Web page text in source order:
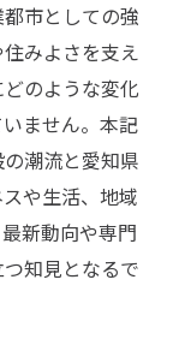
市としての強
みよさを支え
のような変化
ません。本記
潮流と愛知県
や生活、地域
新動向や専門
知見となるで